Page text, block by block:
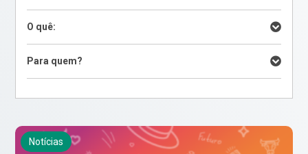
O quê:
Para quem?
Notícias